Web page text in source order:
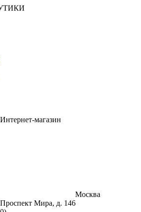
магазин
Москва
Мира, д. 146